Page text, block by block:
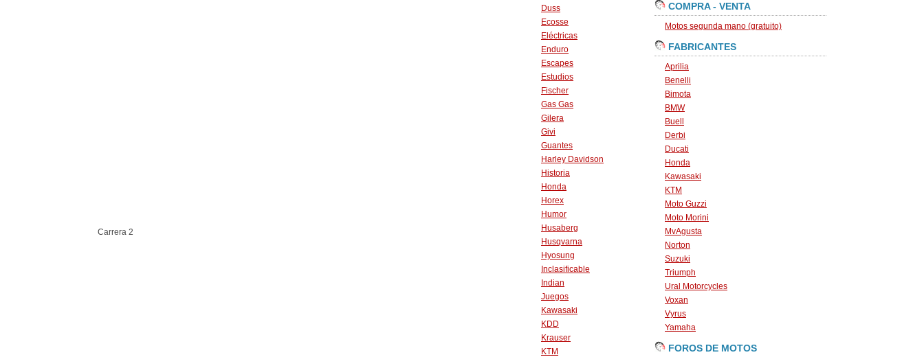
Carrera 2
Duss
Ecosse
Eléctricas
Enduro
Escapes
Estudios
Fischer
Gas Gas
Gilera
Givi
Guantes
Harley Davidson
Historia
Honda
Horex
Humor
Husaberg
Husqvarna
Hyosung
Inclasificable
Indian
Juegos
Kawasaki
KDD
Krauser
KTM
COMPRA - VENTA
Motos segunda mano (gratuito)
FABRICANTES
Aprilia
Benelli
Bimota
BMW
Buell
Derbi
Ducati
Honda
Kawasaki
KTM
Moto Guzzi
Moto Morini
MvAgusta
Norton
Suzuki
Triumph
Ural Motorcycles
Voxan
Vyrus
Yamaha
FOROS DE MOTOS